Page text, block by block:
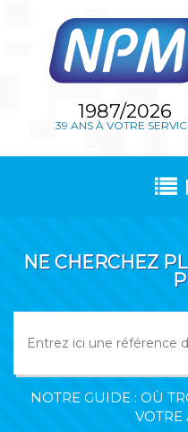
1987/2026
39 ANS À VOTRE
NE CHERCHEZ
NOTRE GUIDE : OÙ
VOTRE